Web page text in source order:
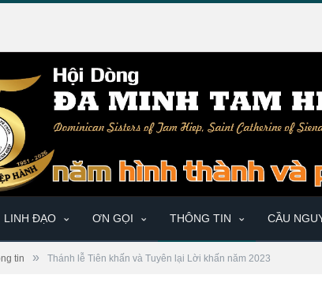
LINH ĐẠO ƠN GỌI THÔNG TIN CẦU
tin » Thánh lễ Tiên khấn và Tuyên lại Lời khấn năm 2023